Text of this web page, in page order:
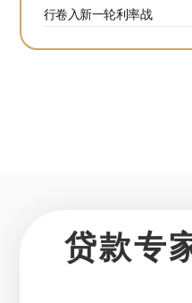
行卷入新一轮利率战
贷款专